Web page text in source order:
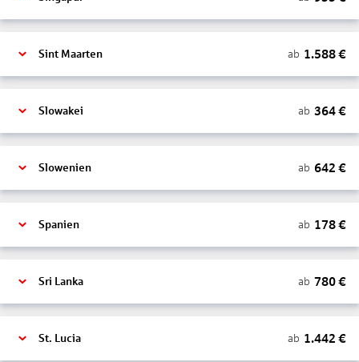
Sint Maarten ab 1.588€
Slowakei ab 364€
Slowenien ab 642 €
Spanien ab 178€
Sri Lanka ab 780€
St. Lucia ab 1.442 €